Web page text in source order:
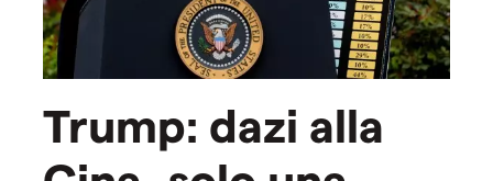
Trump: dazi alla